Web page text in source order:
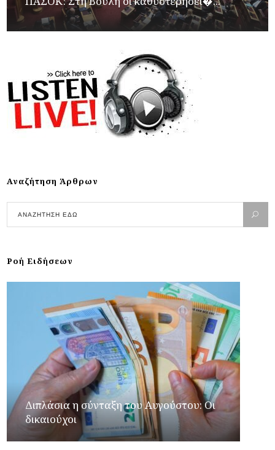
Αναζήτηση Άρθρων
Ροή Ειδήσεων
Διπλάσια η σύνταξη του Αυγούστου: Οι
δικαιούχοι